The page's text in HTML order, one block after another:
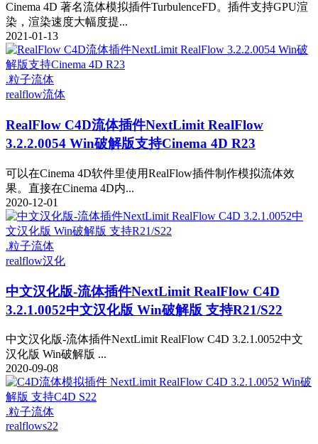
Cinema 4D 著名流体模拟插件TurbulenceFD。插件支持GPU渲
染，渲染速度大幅度提...
2021-01-13
.粒子流体
realflow流体
RealFlow C4D流体插件NextLimit RealFlow
3.2.2.0054 Win破解版支持Cinema 4D R23
可以在Cinema 4D软件里使用RealFlow插件制作模拟流体效
果。直接在Cinema 4D内...
2020-12-01
.粒子流体
realflow汉化
中文汉化版-流体插件NextLimit RealFlow C4D
3.2.1.0052中文汉化版 Win破解版 支持R21/S22
中文汉化版-流体插件NextLimit RealFlow C4D 3.2.1.0052中文
汉化版 Win破解版 ...
2020-09-08
.粒子流体
realflows22